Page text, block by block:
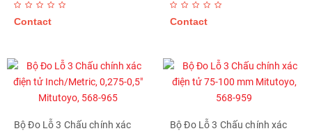
Contact Contact
Bộ Đo Lỗ 3 Chấu chính xác
Bộ Đo Lỗ 3 Chấu chính xác